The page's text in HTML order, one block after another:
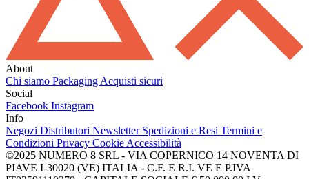
About
Chi siamo Packaging Acquisti sicuri
Social
Facebook Instagram
Info
Negozi Distributori Newsletter Spedizioni e Resi Termini e
Condizioni Privacy Cookie Accessibilità
©2025 NUMERO 8 SRL - VIA COPERNICO 14 NOVENTA DI
PIAVE I-30020 (VE) ITALIA - C.F. E R.I. VE E P.IVA